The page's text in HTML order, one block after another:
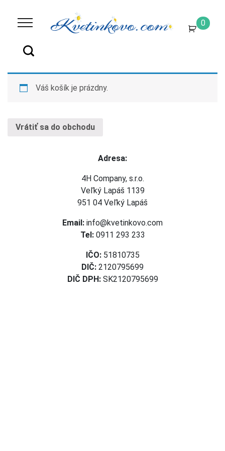
0
Váš košík je prázdny.
Vrátiť sa do obchodu
Adresa:
4H Company, s.r.o.
Veľký Lapáš 1139
951 04 Veľký Lapáš
Email: info@kvetinkovo.com
Tel: 0911 293 233
IČO: 51810735
DIČ: 2120795699
DIČ DPH: SK2120795699